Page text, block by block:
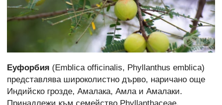
Еуфорбия (Emblica officinalis, Phyllanthus emblica)
представлява широколистно дърво, наричано още
Индийско грозде, Амалака, Амла и Амалаки.
Принадлежи към семейство Phyllanthaceae.